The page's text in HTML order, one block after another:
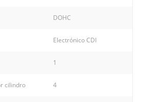
DOHC
Electrónico CDI
1
cilindro 4